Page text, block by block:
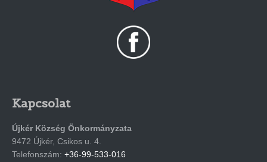
Kapcsolat
Újkér Község Önkormányzata
9472 Újkér, Csikos u. 4.
Telefonszám: +36-99-533-016